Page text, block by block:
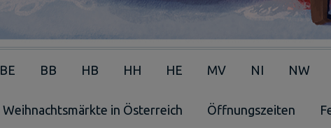
BE BB HB HH HE MV NI NW
Weihnachtsmärkte in Österreich Öffnungszeiten